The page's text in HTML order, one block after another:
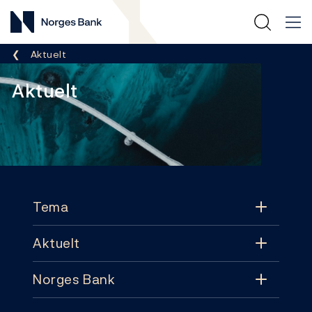
Norges Bank
Her er du nå:
Aktuelt
Aktuelt
Tema
Tema
Pengepolitikk
Aktuelt
Aktuelt
Norges Bank